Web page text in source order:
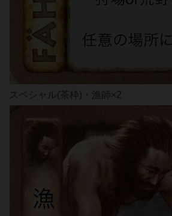
スペシャル(茶枠)・漁師×2